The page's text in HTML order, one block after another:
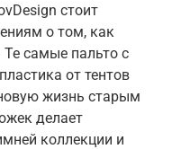
стоит
о том, как
самые пальто с
от тентов
жизнь старым
делает
коллекции и